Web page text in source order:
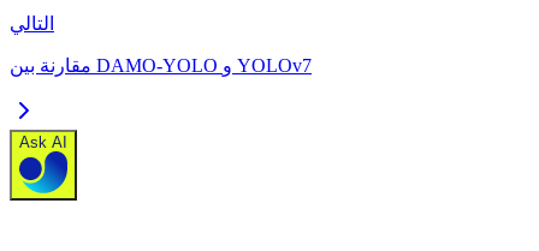
التالي
مقارنة بين DAMO-YOLO و YOLOv7
Ask AI